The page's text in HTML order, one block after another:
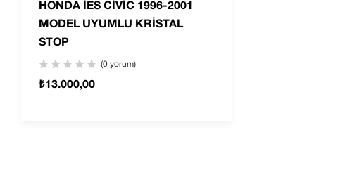
HONDA İES CİVİC 1996-2001
MODEL UYUMLU KRİSTAL
STOP
(0 yorum)
₺13.000,00